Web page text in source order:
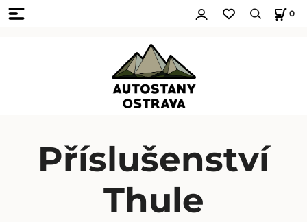
0
Příslušenství
Thule